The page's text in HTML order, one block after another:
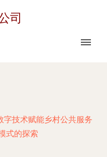
司
字技术赋能乡村公共服务
式的探索